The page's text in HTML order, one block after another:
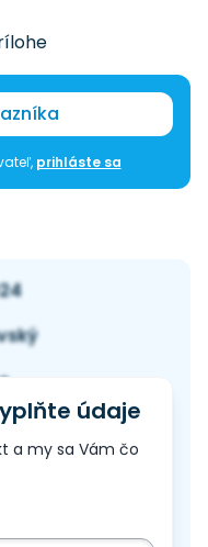
prihláste sa
údaje
a my sa Vám čo